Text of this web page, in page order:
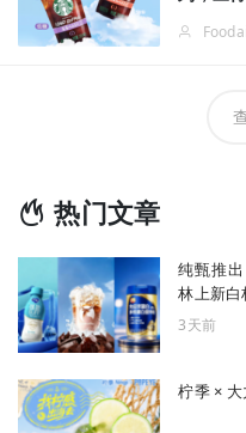
热门文章
纯甄推
林上新
3天前
柠季 ×